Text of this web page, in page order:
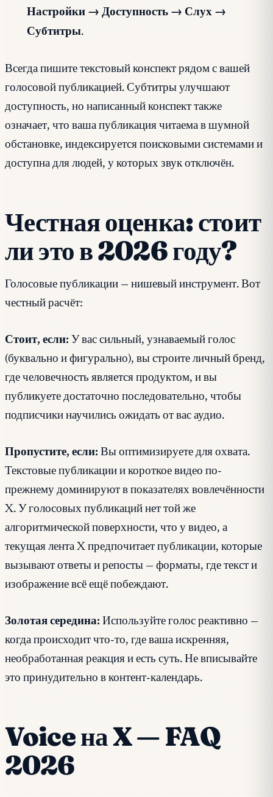
Настройки → Доступность → Слух →
Субтитры.
Всегда пишите текстовый конспект рядом с вашей
голосовой публикацией. Субтитры улучшают
доступность, но написанный конспект также
означает, что ваша публикация читаема в шумной
обстановке, индексируется поисковыми системами и
доступна для людей, у которых звук отключён.
Честная оценка: стоит
ли это в 2026 году?
Голосовые публикации — нишевый инструмент. Вот
честный расчёт:
Стоит, если: У вас сильный, узнаваемый голос
(буквально и фигурально), вы строите личный бренд,
где человечность является продуктом, и вы
публикуете достаточно последовательно, чтобы
подписчики научились ожидать от вас аудио.
Пропустите, если: Вы оптимизируете для охвата.
Текстовые публикации и короткое видео по-
прежнему доминируют в показателях вовлечённости
X. У голосовых публикаций нет той же
алгоритмической поверхности, что у видео, а
текущая лента X предпочитает публикации, которые
вызывают ответы и репосты — форматы, где текст и
изображение всё ещё побеждают.
Золотая середина: Используйте голос реактивно —
когда происходит что-то, где ваша искренняя,
необработанная реакция и есть суть. Не вписывайте
это принудительно в контент-календарь.
Voice на X — FAQ
2026